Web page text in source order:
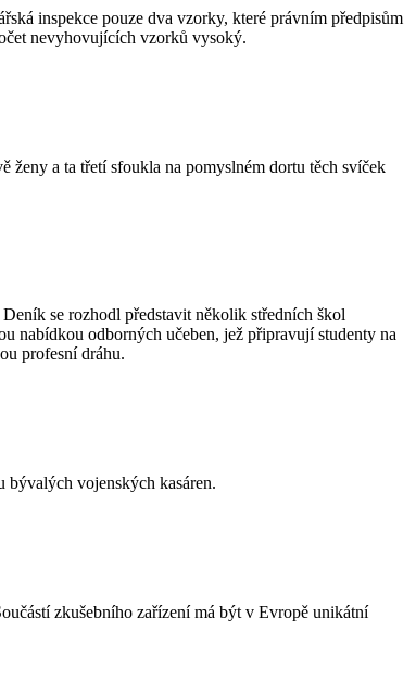
inspekce pouze dva vzorky, které právním předpisům
nevyhovujících vzorků vysoký.
ženy a ta třetí sfoukla na pomyslném dortu těch svíček
se rozhodl představit několik středních škol
nabídkou odborných učeben, jež připravují studenty na
profesní dráhu.
bývalých vojenských kasáren.
zkušebního zařízení má být v Evropě unikátní